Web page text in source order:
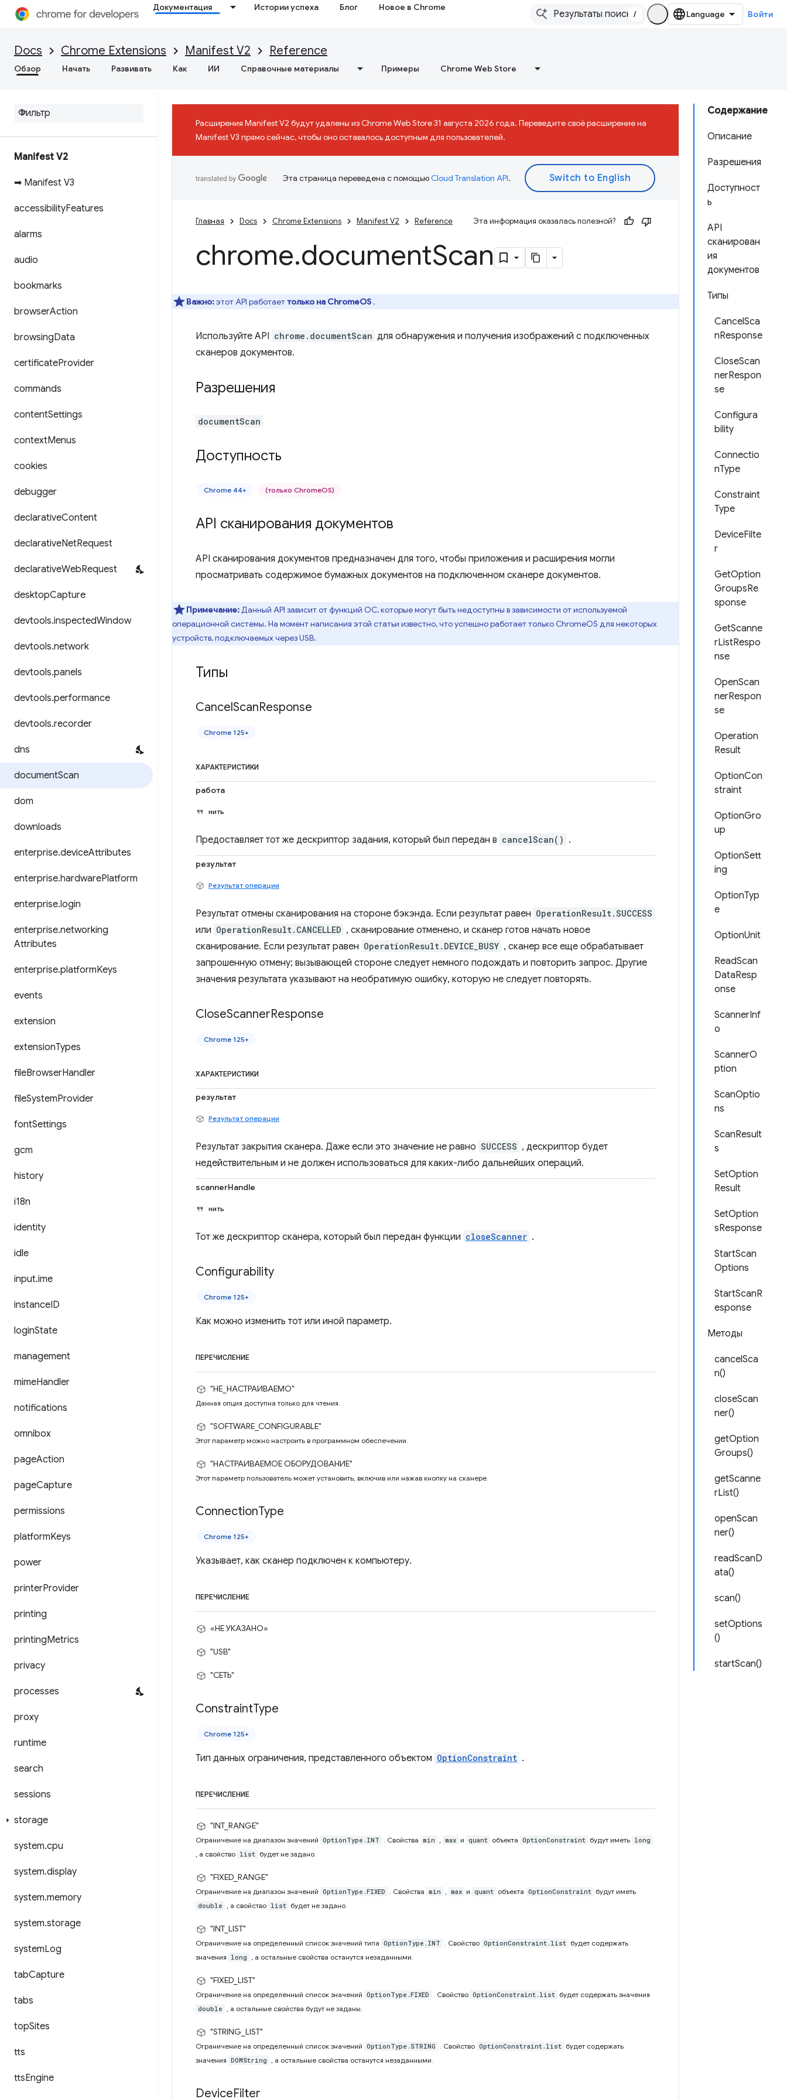
Документация Истории успеха Блог Новое в Chrome
/ Войти
Docs Chrome Extensions Manifest V2 Reference
Обзор Начать Развивать Как ИИ Справочные материалы Примеры Chrome Web Store
Manifest V2
➡ Manifest V3
accessibilityFeatures
alarms
audio
bookmarks
browserAction
browsingData
certificateProvider
commands
contentSettings
contextMenus
cookies
debugger
declarativeContent
declarativeNetRequest
declarativeWebRequest
desktopCapture
devtools.inspectedWindow
devtools.network
devtools.panels
devtools.performance
devtools.recorder
dns
documentScan
dom
downloads
enterprise.deviceAttributes
enterprise.hardwarePlatform
enterprise.login
enterprise.networking
Attributes
enterprise.platformKeys
events
extension
extensionTypes
fileBrowserHandler
fileSystemProvider
fontSettings
gcm
history
i18n
identity
idle
input.ime
instanceID
loginState
management
mimeHandler
notifications
omnibox
pageAction
pageCapture
permissions
platformKeys
power
printerProvider
printing
printingMetrics
privacy
processes
proxy
runtime
search
sessions
storage
system.cpu
system.display
system.memory
system.storage
systemLog
tabCapture
tabs
topSites
tts
ttsEngine
Содержание
Описание
Разрешения
Доступност
ь
API
сканирован
ия
документов
Типы
CancelSca
nResponse
CloseScan
nerRespon
se
Configura
bility
Connectio
nType
Constraint
Type
DeviceFilte
r
GetOption
GroupsRe
sponse
GetScanne
rListRespo
nse
OpenScan
nerRespon
se
Operation
Result
OptionCon
straint
OptionGro
up
OptionSett
ing
OptionTyp
e
OptionUnit
ReadScan
DataResp
onse
ScannerInf
o
ScannerO
ption
ScanOptio
ns
ScanResult
s
SetOption
Result
SetOption
sResponse
StartScan
Options
StartScanR
esponse
Методы
cancelSca
n()
closeScan
ner()
getOption
Groups()
getScanne
rList()
openScan
ner()
readScanD
ata()
scan()
setOptions
()
startScan()
Расширения Manifest V2 будут удалены из Chrome Web Store 31 августа 2026 года. Переведите своё расширение на
Manifest V3 прямо сейчас, чтобы оно оставалось доступным для пользователей.
Эта страница переведена с помощьюCloud Translation API.
Главная Docs Chrome Extensions Manifest V2 Reference Эта информация оказалась полезной?
chrome.documentScan
Важно:этот API работаеттолько на ChromeOS .
Используйте API chrome.documentScan для обнаружения и получения изображений с подключенных
сканеров документов.
Разрешения
documentScan
Доступность
Chrome 44+ (только ChromeOS)
API сканирования документов
API сканирования документов предназначен для того, чтобы приложения и расширения могли
просматривать содержимое бумажных документов на подключенном сканере документов.
Примечание:Данный API зависит от функций ОС, которые могут быть недоступны в зависимости от используемой
операционной системы. На момент написания этой статьи известно, что успешно работает только ChromeOS для некоторых
устройств, подключаемых через USB.
Типы
CancelScanResponse
Chrome 125+
ХАРАКТЕРИСТИКИ
работа
нить
Предоставляет тот же дескриптор задания, который был передан в cancelScan() .
результат
Результат операции
Результат отмены сканирования на стороне бэкэнда. Если результат равен OperationResult.SUCCESS
или OperationResult.CANCELLED , сканирование отменено, и сканер готов начать новое
сканирование. Если результат равен OperationResult.DEVICE_BUSY , сканер все еще обрабатывает
запрошенную отмену; вызывающей стороне следует немного подождать и повторить запрос. Другие
значения результата указывают на необратимую ошибку, которую не следует повторять.
CloseScannerResponse
Chrome 125+
ХАРАКТЕРИСТИКИ
результат
Результат операции
Результат закрытия сканера. Даже если это значение не равно SUCCESS , дескриптор будет
недействительным и не должен использоваться для каких-либо дальнейших операций.
scannerHandle
нить
Тот же дескриптор сканера, который был передан функции closeScanner .
Configurability
Chrome 125+
Как можно изменить тот или иной параметр.
ПЕРЕЧИСЛЕНИЕ
"НЕ_НАСТРАИВАЕМО"
Данная опция доступна только для чтения.
"SOFTWARE_CONFIGURABLE"
Этот параметр можно настроить в программном обеспечении.
"НАСТРАИВАЕМОЕ ОБОРУДОВАНИЕ"
Этот параметр пользователь может установить, включив или нажав кнопку на сканере.
ConnectionType
Chrome 125+
Указывает, как сканер подключен к компьютеру.
ПЕРЕЧИСЛЕНИЕ
«НЕ УКАЗАНО»
"USB"
"СЕТЬ"
ConstraintType
Chrome 125+
Тип данных ограничения, представленного объектом OptionConstraint .
ПЕРЕЧИСЛЕНИЕ
"INT_RANGE"
Ограничение на диапазон значений OptionType.INT . Свойства min , max и quant объекта OptionConstraint будут иметь long
, а свойство list будет не задано.
"FIXED_RANGE"
Ограничение на диапазон значений OptionType.FIXED . Свойства min , max и quant объекта OptionConstraint будут иметь
double , а свойство list будет не задано.
"INT_LIST"
Ограничение на определенный список значений типа OptionType.INT . Свойство OptionConstraint.list будет содержать
значения
long , а остальные свойства останутся незаданными.
"FIXED_LIST"
Ограничение на определенный список значений OptionType.FIXED . Свойство OptionConstraint.list будет содержать значения
double , а остальные свойства будут не заданы.
"STRING_LIST"
Ограничение на определенный список значений OptionType.STRING . Свойство OptionConstraint.list будет содержать
значения DOMString , а остальные свойства останутся незаданными.
DeviceFilter